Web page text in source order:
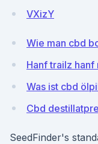
VXizY
Wie man cbd
Hanf trailz hanf
Was ist cbd
Cbd
SeedFinder's